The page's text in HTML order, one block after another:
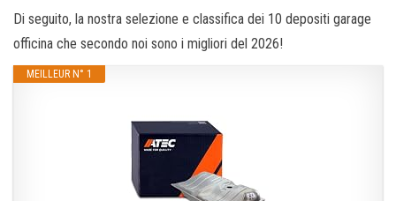
Di seguito, la nostra selezione e classifica dei 10 depositi garage
officina che secondo noi sono i migliori del 2026!
MEILLEUR N° 1